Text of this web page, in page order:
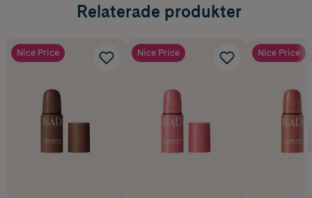
Relaterade produkter
Nice Price Nice Price Nice Price